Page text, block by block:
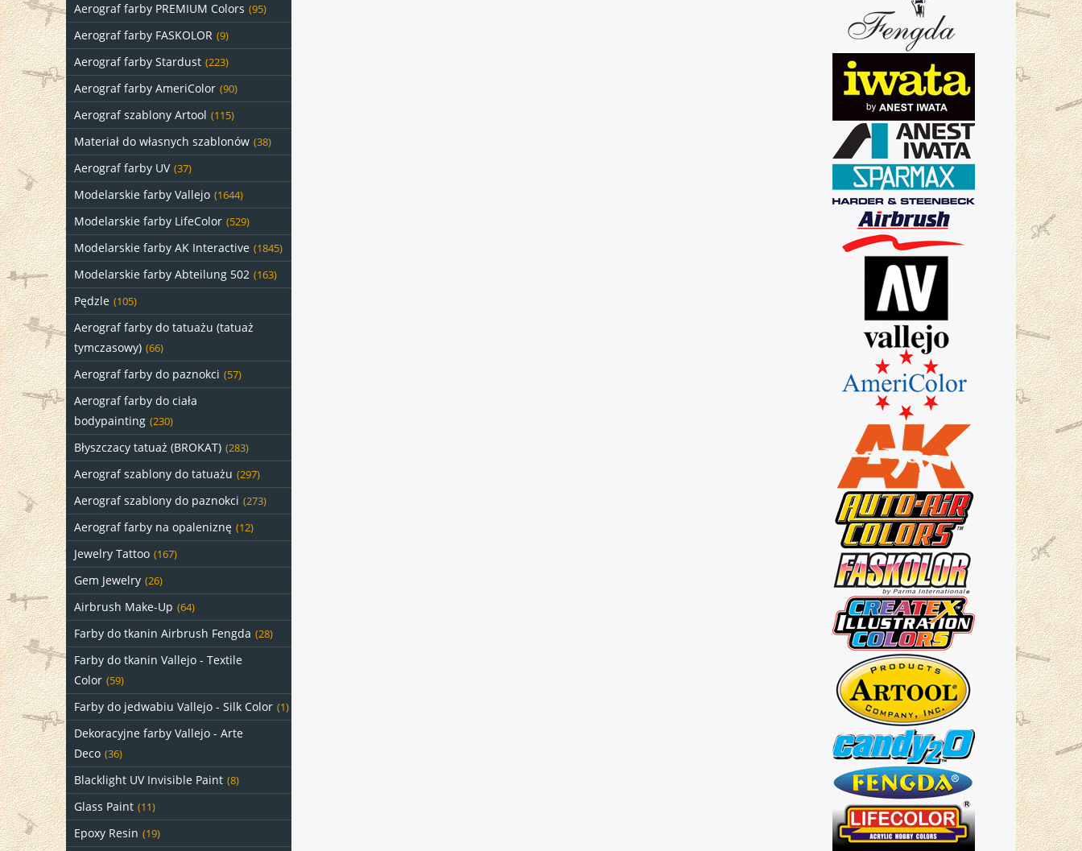
Aerograf farby PREMIUM Colors (95)
Aerograf farby FASKOLOR (9)
Aerograf farby Stardust (223)
Aerograf farby AmeriColor (90)
Aerograf szablony Artool (115)
Materiał do własnych szablonów (38)
Aerograf farby UV (37)
Modelarskie farby Vallejo (1644)
Modelarskie farby LifeColor (529)
Modelarskie farby AK Interactive (1845)
Modelarskie farby Abteilung 502 (163)
Pędzle (105)
Aerograf farby do tatuażu (tatuaż
tymczasowy) (66)
Aerograf farby do paznokci (57)
Aerograf farby do ciała
bodypainting (230)
Błyszczacy tatuaż (BROKAT) (283)
Aerograf szablony do tatuażu (297)
Aerograf szablony do paznokci (273)
Aerograf farby na opaleniznę (12)
Jewelry Tattoo (167)
Gem Jewelry (26)
Airbrush Make-Up (64)
Farby do tkanin Airbrush Fengda (28)
Farby do tkanin Vallejo - Textile
Color (59)
Farby do jedwabiu Vallejo - Silk Color (1)
Dekoracyjne farby Vallejo - Arte
Deco (36)
Blacklight UV Invisible Paint (8)
Glass Paint (11)
Epoxy Resin (19)